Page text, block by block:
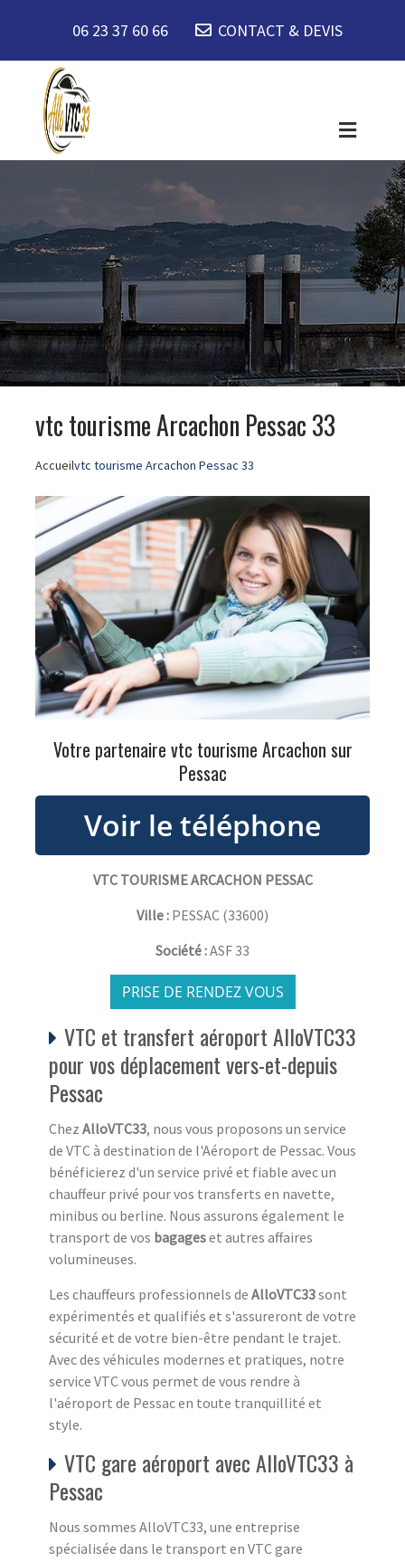
06 23 37 60 66 CONTACT & DEVIS
vtc tourisme Arcachon Pessac 33
Accueilvtc tourisme Arcachon Pessac 33
Votre partenaire vtc tourisme Arcachon sur
Pessac
VTC TOURISME ARCACHON PESSAC
Ville : PESSAC (33600)
Société :ASF 33
PRISE DE RENDEZ VOUS
VTC et transfert aéroport AlloVTC33
pour vos déplacement vers-et-depuis
Pessac
Chez AlloVTC33, nous vous proposons un service
de VTC à destination de l'Aéroport de Pessac. Vous
bénéficierez d'un service privé et fiable avec un
chauffeur privé pour vos transferts en navette,
minibus ou berline. Nous assurons également le
transport de vos bagageset autres affaires
volumineuses.
Les chauffeurs professionnels de AlloVTC33sont
expérimentés et qualifiés et s'assureront de votre
sécurité et de votre bien-être pendant le trajet.
Avec des véhicules modernes et pratiques, notre
service VTC vous permet de vous rendre à
l'aéroport de Pessac en toute tranquillité et
style.
VTC gare aéroport avec AlloVTC33 à
Pessac
Nous sommes AlloVTC33, une entreprise
spécialisée dans le transport en VTC gare